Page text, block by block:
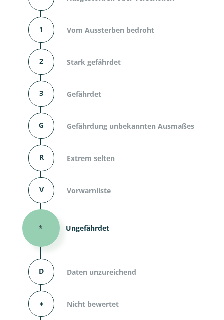
1 Vom Aussterben bedroht
2 Stark gefährdet
3 Gefährdet
G Gefährdung unbekannten Ausmaßes
R Extrem selten
V Vorwarnliste
* Ungefährdet
D Daten unzureichend
⬧ Nicht bewertet